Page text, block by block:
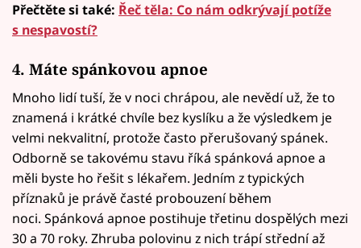
Přečtěte si také: Řeč těla: Co nám odkrývají potíže
s nespavostí?
4. Máte spánkovou apnoe
Mnoho lidí tuší, že v noci chrápou, ale nevědí už, že to
znamená i krátké chvíle bez kyslíku a že výsledkem je
velmi nekvalitní, protože často přerušovaný spánek.
Odborně se takovému stavu říká spánková apnoe a
měli byste ho řešit s lékařem. Jedním z typických
příznaků je právě časté probouzení během
noci. Spánková apnoe postihuje třetinu dospělých mezi
30 a 70 roky. Zhruba polovinu z nich trápí střední až